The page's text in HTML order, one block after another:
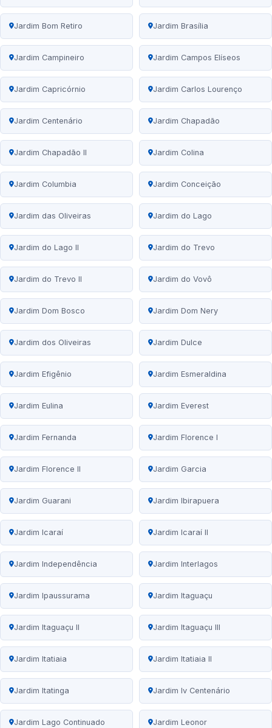
Jardim Bom Retiro Jardim Brasília
Jardim Campineiro Jardim Campos Elíseos
Jardim Capricórnio Jardim Carlos Lourenço
Jardim Centenário Jardim Chapadão
Jardim Chapadão II Jardim Colina
Jardim Columbia Jardim Conceição
Jardim das Oliveiras Jardim do Lago
Jardim do Lago II Jardim do Trevo
Jardim do Trevo II Jardim do Vovô
Jardim Dom Bosco Jardim Dom Nery
Jardim dos Oliveiras Jardim Dulce
Jardim Efigênio Jardim Esmeraldina
Jardim Eulina Jardim Everest
Jardim Fernanda Jardim Florence I
Jardim Florence II Jardim Garcia
Jardim Guarani Jardim Ibirapuera
Jardim Icaraí Jardim Icaraí II
Jardim Independência Jardim Interlagos
Jardim Ipaussurama Jardim Itaguaçu
Jardim Itaguaçu II Jardim Itaguaçu III
Jardim Itatiaia Jardim Itatiaia II
Jardim Itatinga Jardim Iv Centenário
Jardim Lago Continuado Jardim Leonor